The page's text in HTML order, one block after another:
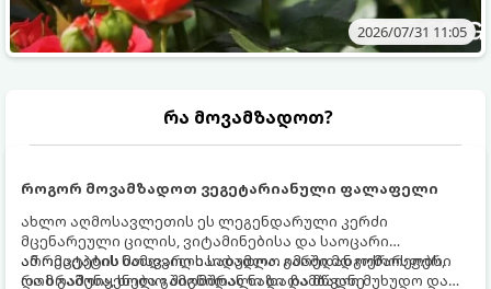
2026/07/31 11:05
რა მოვამზადოთ?
როგორ მოვამზადოთ ვეგეტარიანული ფალაფელი
ახლო აღმოსავლეთის ეს ლეგენდარული კერძი
მცენარეული ცილის, ვიტამინებისა და საოცარი
არომატების ნამდვილი საბადოა. გარედან ოქროსფერი
და ხრაშუნა, ხოლო შიგნიდან ნაზი და მწვანე
ამ რეცეპტის მთავარი საიდუმლო იმაში მდგომარეობს,
რომ გამოიყენება გამომშრალი და ჩამბალი მუხუდო და